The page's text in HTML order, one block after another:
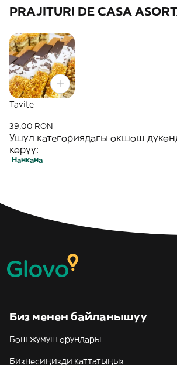
PRAJITURI DE CASA
Tavite
39,00 RON
Ушул категориядагы окшош
көрүү:
Нанкана
Биз менен байланышуу
Бош жумуш орундары
Бизнесиңизди каттатыңыз